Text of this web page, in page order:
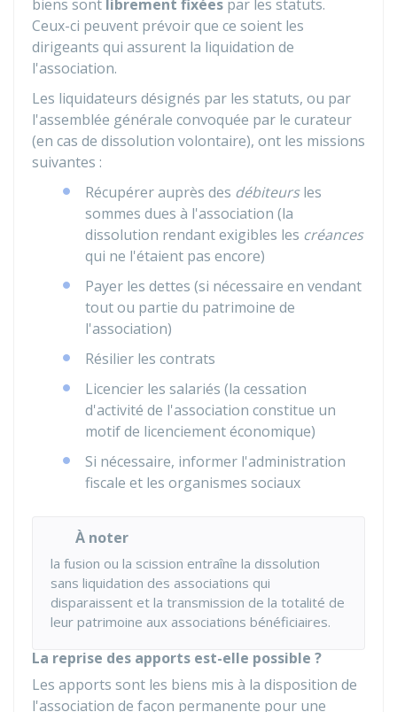
biens sont librement fixées par les statuts.
Ceux-ci peuvent prévoir que ce soient les
dirigeants qui assurent la liquidation de
l'association.
Les liquidateurs désignés par les statuts, ou par
l'assemblée générale convoquée par le curateur
(en cas de dissolution volontaire), ont les missions
suivantes :
Récupérer auprès des débiteursles
sommes dues à l'association (la
dissolution rendant exigibles les créances
qui ne l'étaient pas encore)
Payer les dettes (si nécessaire en vendant
tout ou partie du patrimoine de
l'association)
Résilier les contrats
Licencier les salariés (la cessation
d'activité de l'association constitue un
motif de licenciement économique)
Si nécessaire, informer l'administration
fiscale et les organismes sociaux
À noter
la fusion ou la scission entraîne la dissolution
sans liquidation des associations qui
disparaissent et la transmission de la totalité de
leur patrimoine aux associations bénéficiaires.
La reprise des apports est-elle possible ?
Les apports sont les biens mis à la disposition de
l'association de façon permanente pour une